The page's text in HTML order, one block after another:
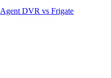
Agent DVR vs Frigate